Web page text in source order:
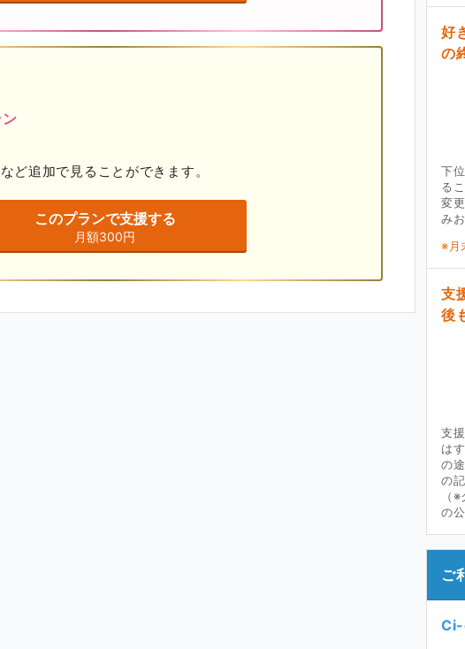
ど追加で見ることができます。
このプランで支援する
月額300円
好
の
下
る
変
み
※月
支
後
支
は
の
の
（
の
ご
Ci-